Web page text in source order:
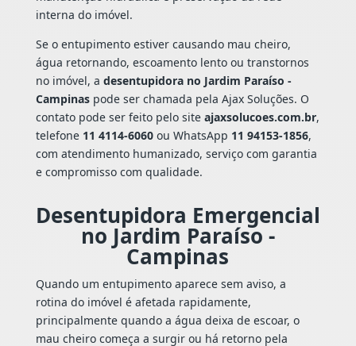
interna do imóvel.
Se o entupimento estiver causando mau cheiro,
água retornando, escoamento lento ou transtornos
no imóvel, a desentupidora no Jardim Paraíso -
Campinaspode ser chamada pela Ajax Soluções. O
contato pode ser feito pelo site ajaxsolucoes.com.br,
telefone 11 4114-6060ou WhatsApp 11 94153-1856,
com atendimento humanizado, serviço com garantia
e compromisso com qualidade.
Desentupidora Emergencial
no Jardim Paraíso -
Campinas
Quando um entupimento aparece sem aviso, a
rotina do imóvel é afetada rapidamente,
principalmente quando a água deixa de escoar, o
mau cheiro começa a surgir ou há retorno pela